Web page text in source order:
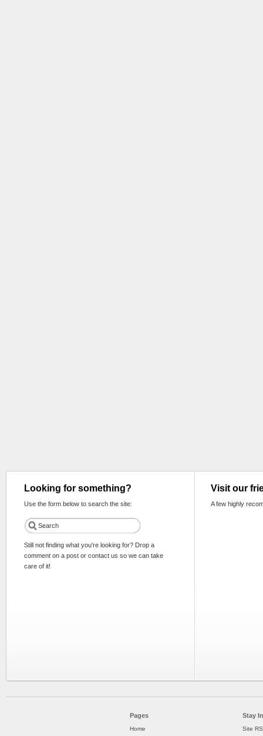
Looking for something?
Use the form below to search the site:
Still not finding what you're looking for? Drop a
comment on a post or contact us so we can take
care of it!
Visit our
A few highly
Pages
Home
Stay
Site